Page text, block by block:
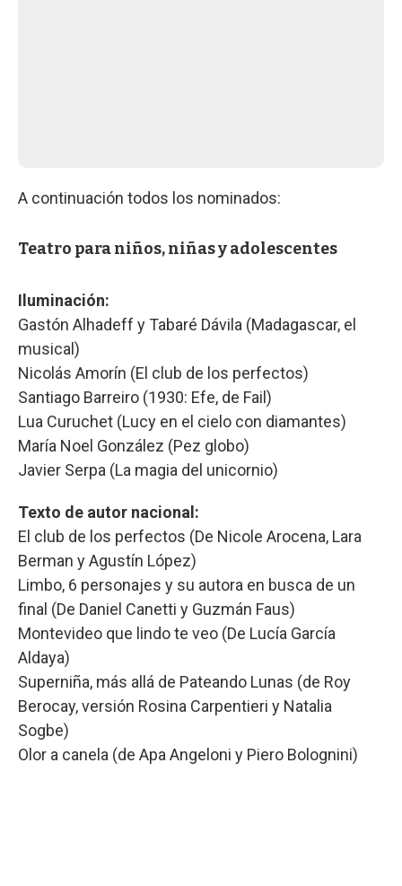
A continuación todos los nominados:
Teatro para niños, niñas y adolescentes
Iluminación:
Gastón Alhadeff y Tabaré Dávila (Madagascar, el
musical)
Nicolás Amorín (El club de los perfectos)
Santiago Barreiro (1930: Efe, de Fail)
Lua Curuchet (Lucy en el cielo con diamantes)
María Noel González (Pez globo)
Javier Serpa (La magia del unicornio)
Texto de autor nacional:
El club de los perfectos (De Nicole Arocena, Lara
Berman y Agustín López)
Limbo, 6 personajes y su autora en busca de un
final (De Daniel Canetti y Guzmán Faus)
Montevideo que lindo te veo (De Lucía García
Aldaya)
Superniña, más allá de Pateando Lunas (de Roy
Berocay, versión Rosina Carpentieri y Natalia
Sogbe)
Olor a canela (de Apa Angeloni y Piero Bolognini)